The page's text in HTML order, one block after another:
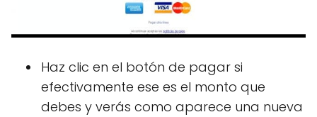
Haz clic en el botón de pagar si
efectivamente ese es el monto que
debes y verás como aparece una nueva